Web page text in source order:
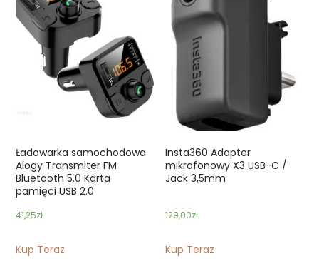
Ładowarka samochodowa
Alogy Transmiter FM
Bluetooth 5.0 Karta
pamięci USB 2.0
41,25zł
Kup Teraz
Insta360 Adapter
mikrofonowy X3 USB-C /
Jack 3,5mm
129,00zł
Kup Teraz